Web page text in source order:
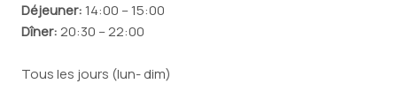
Déjeuner:14:00 – 15:00
Dîner:20:30 – 22:00
Tous les jours (lun- dim)